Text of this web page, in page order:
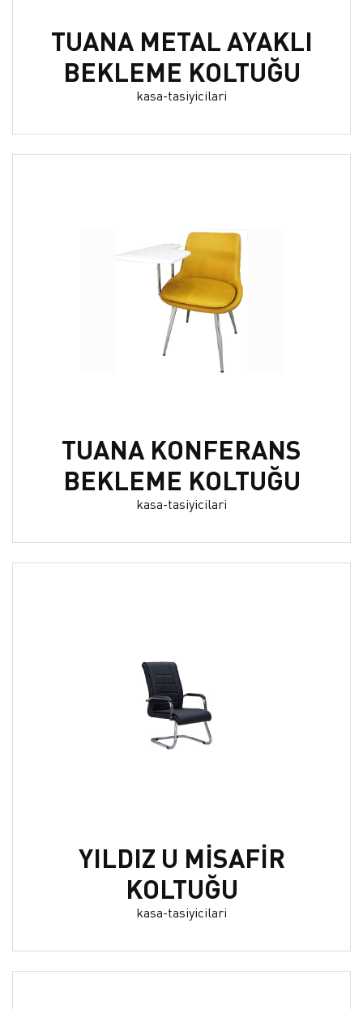
TUANA METAL AYAKLI
BEKLEME KOLTUĞU
kasa-tasiyicilari
TUANA KONFERANS
BEKLEME KOLTUĞU
kasa-tasiyicilari
YILDIZ U MİSAFİR
KOLTUĞU
kasa-tasiyicilari